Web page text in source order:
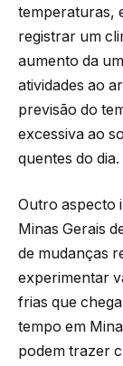
temperaturas,
registrar um
aumento da
atividades ao
previsão do
excessiva ao
quentes do dia.
Outro aspecto
Minas Gerais
de mudanças
experimentar
frias que
tempo em
podem trazer